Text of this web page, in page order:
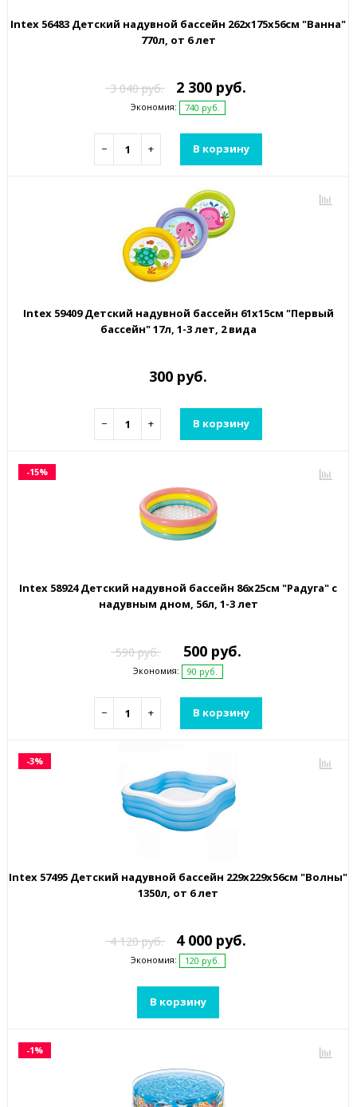
Intex 56483 Детский надувной бассейн 262х175х56см "Ванна"
770л, от 6 лет
3 040 руб. 2 300 руб.
Экономия: 740 руб.
− + В корзину
Intex 59409 Детский надувной бассейн 61х15см "Первый
бассейн" 17л, 1-3 лет, 2 вида
300 руб.
− + В корзину
-15%
Intex 58924 Детский надувной бассейн 86х25см "Радуга" с
надувным дном, 56л, 1-3 лет
590 руб. 500 руб.
Экономия: 90 руб.
− + В корзину
-3%
Intex 57495 Детский надувной бассейн 229х229х56см "Волны"
1350л, от 6 лет
4 120 руб. 4 000 руб.
Экономия: 120 руб.
В корзину
-1%